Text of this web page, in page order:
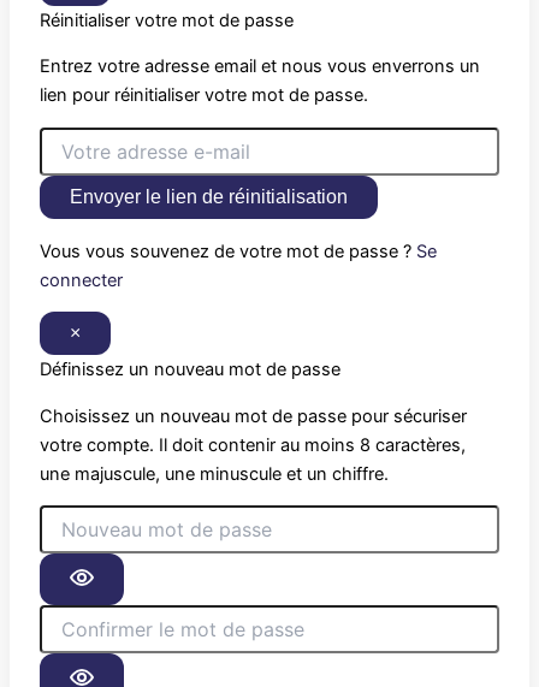
Réinitialiser votre mot de passe
Entrez votre adresse email et nous vous enverrons un
lien pour réinitialiser votre mot de passe.
Envoyer le lien de réinitialisation
Vous vous souvenez de votre mot de passe ? Se
connecter
×
Définissez un nouveau mot de passe
Choisissez un nouveau mot de passe pour sécuriser
votre compte. Il doit contenir au moins 8 caractères,
une majuscule, une minuscule et un chiffre.